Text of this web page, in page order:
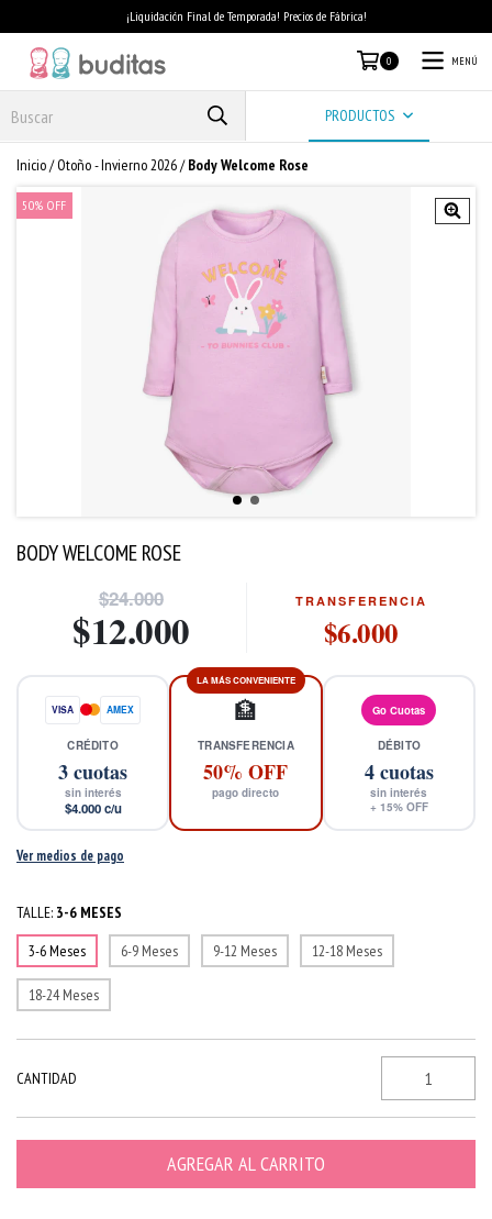
¡Liquidación Final de Temporada! Precios de Fábrica!
0 MENÚ
PRODUCTOS
Inicio/ Otoño - Invierno 2026/ Body Welcome Rose
50% OFF
BODY WELCOME ROSE
$24.000
$12.000
TRANSFERENCIA
$6.000
VISA AMEX
CRÉDITO
3cuotas
sin interés
$4.000c/u
LA MÁS CONVENIENTE
🏦
TRANSFERENCIA
50% OFF
pago directo
Go Cuotas
DÉBITO
4cuotas
sin interés
+ 15% OFF
Ver medios de pago
TALLE: 3-6 MESES
3-6 Meses
6-9 Meses 9-12 Meses 12-18 Meses
18-24 Meses
CANTIDAD